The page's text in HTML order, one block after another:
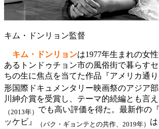
キム・ドンリョン監督
キム・ドンリョンは1977年生まれの女
あるトンドゥチョン市の風俗街で暮らす
ちの生に焦点を当てた作品『アメリカ通り
形国際ドキュメンタリー映画祭のアジア
川紳介賞を受賞し、テーマ的続編とも言え
（2013年） でも高い評価を得た。最新作の
ッケビ』
（パク・ギョンテとの共作、2019年）